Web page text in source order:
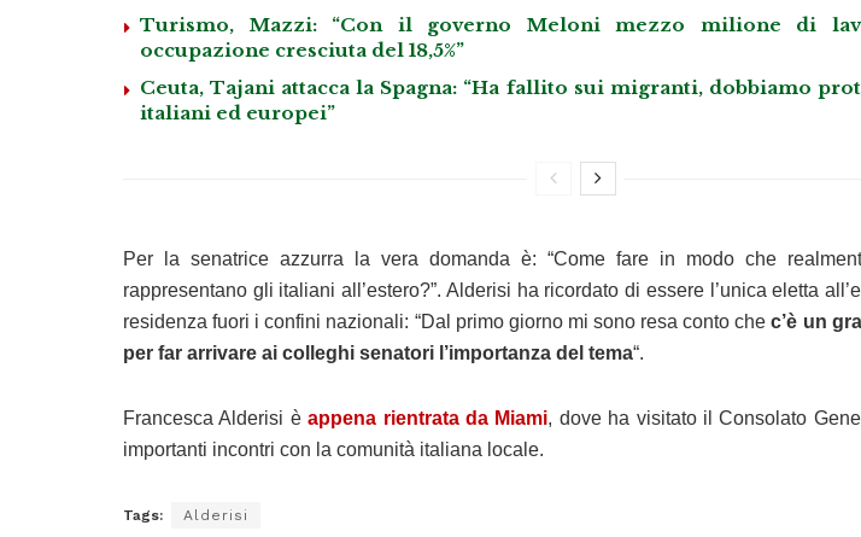
Turismo, Mazzi: “Con il governo Meloni mezzo milione di
occupazione cresciuta del 18,5%”
Ceuta, Tajani attacca la Spagna: “Ha fallito sui migranti, dobbiamo
italiani ed europei”
Per la senatrice azzurra la vera domanda è: “Come fare in modo che
rappresentano gli italiani all’estero?”. Alderisi ha ricordato di essere l’unica eletta
residenza fuori i confini nazionali: “Dal primo giorno mi sono resa conto chec’è un
per far arrivare ai colleghi senatori l’importanza del tema“.
Francesca Alderisi èappena rientrata da Miami, dove ha visitato il Consolato
importanti incontri con la comunità italiana locale.
Tags: Alderisi